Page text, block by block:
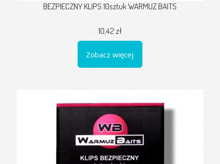
BEZPIECZNY KLIPS 10sztuk WARMUZ BAITS
10,42 zł
Zobacz więcej